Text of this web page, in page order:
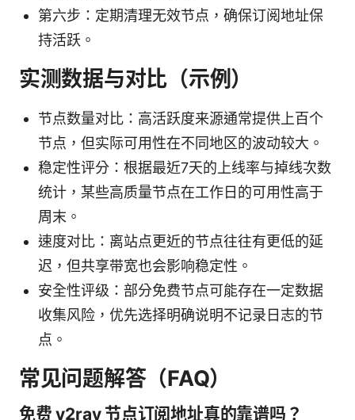
第六步：定期清理无效节点，确保订阅地址保
持活跃。
实测数据与对比（示例）
节点数量对比：高活跃度来源通常提供上百个
节点，但实际可用性在不同地区的波动较大。
稳定性评分：根据最近7天的上线率与掉线次数
统计，某些高质量节点在工作日的可用性高于
周末。
速度对比：离站点更近的节点往往有更低的延
迟，但共享带宽也会影响稳定性。
安全性评级：部分免费节点可能存在一定数据
收集风险，优先选择明确说明不记录日志的节
点。
常见问题解答（FAQ）
免费 v2ray 节点订阅地址真的靠谱吗？